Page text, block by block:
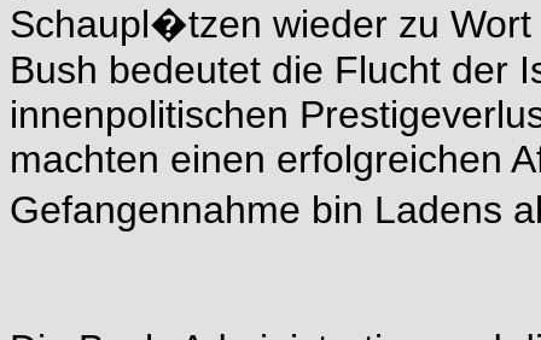
Schaupl�tzen wieder zu
Bush bedeutet die Flucht der
innenpolitischen
machten einen erfolgreichen
Gefangennahme bin Ladens